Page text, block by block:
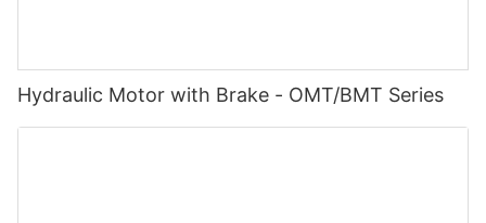
Hydraulic Motor with Brake - OMT/BMT Series